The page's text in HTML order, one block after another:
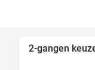
2-gangen